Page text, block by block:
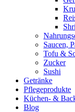
Saucen,
Tofu &
Zucker
Sushi
Getränke
Pflegeprodukte
Küchen- &
Blog